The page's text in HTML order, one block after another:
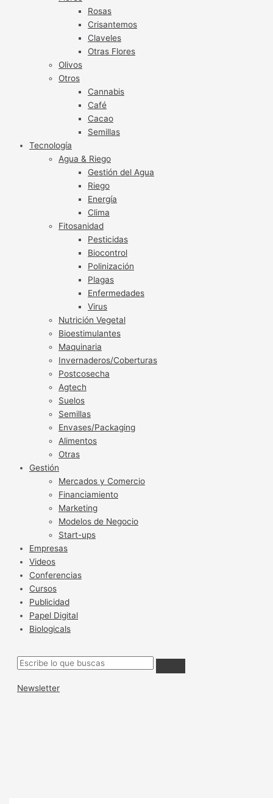
Rosas
Crisantemos
Claveles
Otras Flores
Olivos
Otros
Cannabis
Café
Cacao
Semillas
Tecnología
Agua & Riego
Gestión del Agua
Riego
Energía
Clima
Fitosanidad
Pesticidas
Biocontrol
Polinización
Plagas
Enfermedades
Virus
Nutrición Vegetal
Bioestimulantes
Maquinaria
Invernaderos/Coberturas
Postcosecha
Agtech
Suelos
Semillas
Envases/Packaging
Alimentos
Otras
Gestión
Mercados y Comercio
Financiamiento
Marketing
Modelos de Negocio
Start-ups
Empresas
Videos
Conferencias
Cursos
Publicidad
Papel Digital
Biologicals
Newsletter